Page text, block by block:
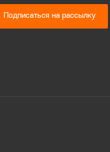
Подписаться на рассылку